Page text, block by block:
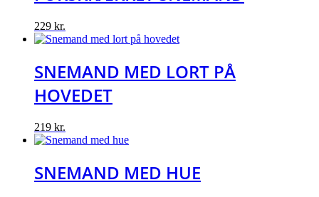
229 kr.
SNEMAND MED LORT PÅ
HOVEDET
219 kr.
SNEMAND MED HUE